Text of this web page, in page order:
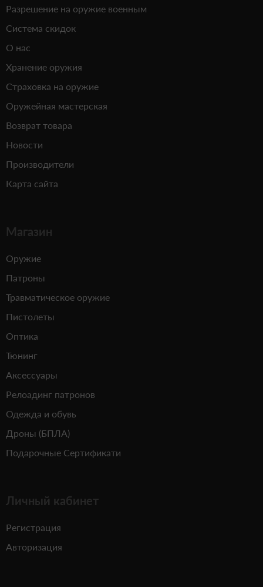
Разрешение на оружие военным
Система скидок
О нас
Хранение оружия
Страховка на оружие
Оружейная мастерская
Возврат товара
Новости
Производители
Карта сайта
Магазин
Оружие
Патроны
Травматическое оружие
Пистолеты
Оптика
Тюнинг
Аксессуары
Релоадинг патронов
Одежда и обувь
Дроны (БПЛА)
Подарочные Сертификати
Личный кабинет
Регистрация
Авторизация